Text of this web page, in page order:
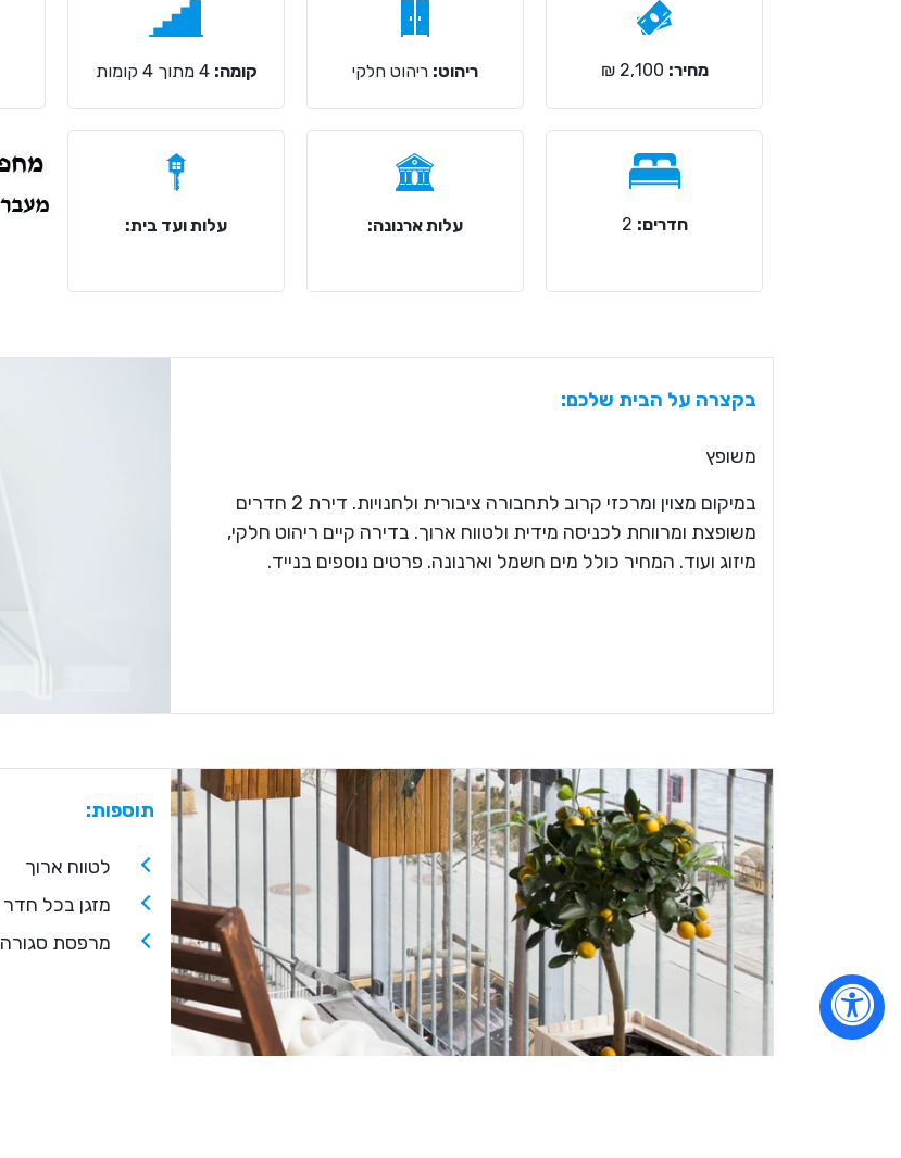
מחיר: ריהוט: ריהוט חלקי קומה: 4 מתוך 4 קומות
חדרים: עלות ארנונה: עלות ועד בית:
בקצרה על הבית שלכם:
משופץ
במיקום מצוין ומרכזי קרוב לתחבורה ציבורית ולחנויות. דירת 2 חדרים
משופצת ומרווחת לכניסה מידית ולטווח ארוך. בדירה קיים ריהוט חלקי,
מיזוג ועוד. המחיר כולל מים חשמל וארנונה. פרטים נוספים בנייד.
תוספות:
לטווח ארוך
מזגן בכל חדר
מרפסת סגורה